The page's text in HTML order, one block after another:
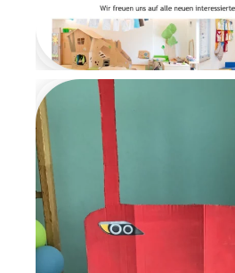
gemeinsame Zeit und
versprachen den
nächsten Jahr
wiederzukommen.
Wichtelzeit war für
besondere, magische
voller Kreativität,
Gemeinschaft und
weihnachtlicher
die wir uns noch lange
erinnern werden.